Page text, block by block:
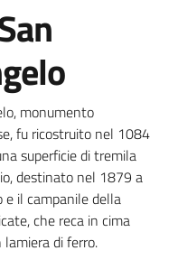
monumento
fu ricostruito nel 1084
superficie di tremila
destinato nel 1879 a
e il campanile della
che reca in cima
di ferro.